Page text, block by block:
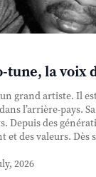
tune, la voix
grand artiste. Il
l’arrière-pays.
Depuis des
et des valeurs. Dès
2026